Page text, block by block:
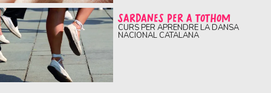
SARDANES PER A TOTHOM
CURS PER APRENDRE LA DANSA
NACIONAL CATALANA